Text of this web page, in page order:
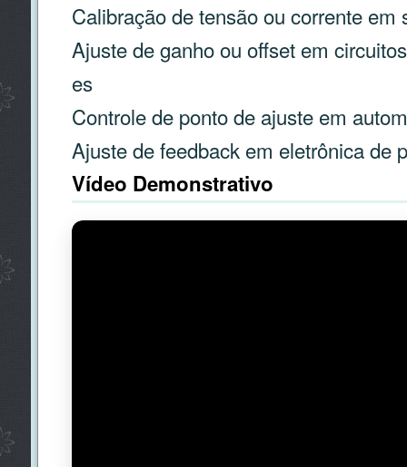
Calibração de tensão ou corrente
Ajuste de ganho ou offset em
es
Controle de ponto de ajuste em
Ajuste de feedback em eletrônica de
Vídeo Demonstrativo